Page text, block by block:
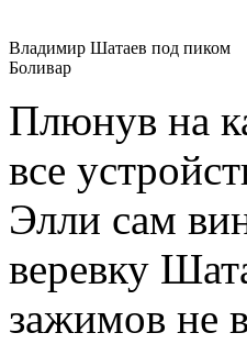
Владимир Шатаев под пиком
Боливар
Плюнув на
все
Элли сам
веревку
зажимов не